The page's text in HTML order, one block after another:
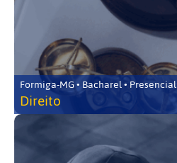
Formiga-MG • Bacharel • Presencial
Direito